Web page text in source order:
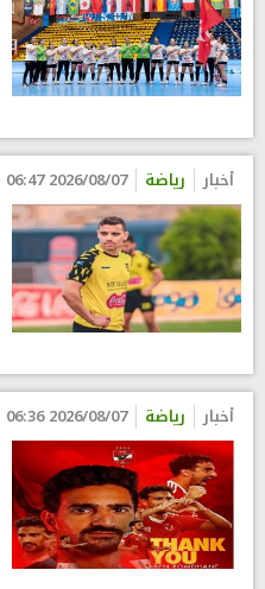
أخبار رياضة 2026/08/07 06:47
أخبار رياضة 2026/08/07 06:36